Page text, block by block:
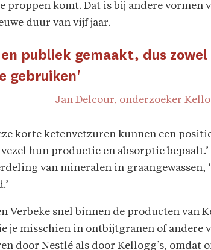
proppen komt. Dat is bij andere vormen
duur van vijf jaar.
publiek gemaakt, dus
gebruiken'
Jan Delcour, onderzoeker
korte ketenvetzuren kunnen een
hun productie en absorptie
van mineralen in graangewassen,
Verbeke snel binnen de producten van
je misschien in ontbijtgranen of andere
door Nestlé als door Kellogg’s,